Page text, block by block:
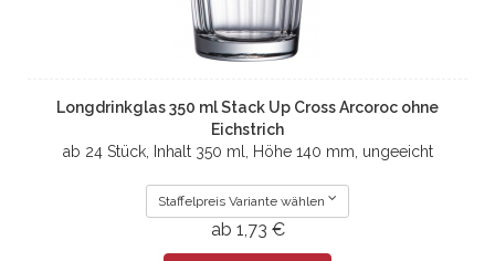
Longdrinkglas 350 ml Stack Up Cross Arcoroc ohne
Eichstrich
ab 24 Stück, Inhalt 350 ml, Höhe 140 mm, ungeeicht
Staffelpreis Variante wählen
ab 1,73 €